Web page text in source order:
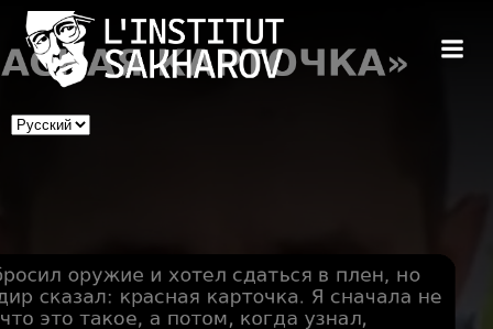
to
content
Выбрать